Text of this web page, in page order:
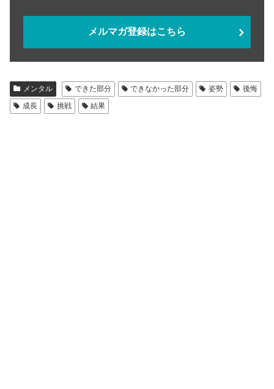
メルマガ登録はこちら
メンタル できた部分 できなかった部分 姿勢
後悔
成長
挑戦 結果